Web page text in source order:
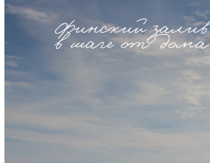
Финский залив
в шаге от дома